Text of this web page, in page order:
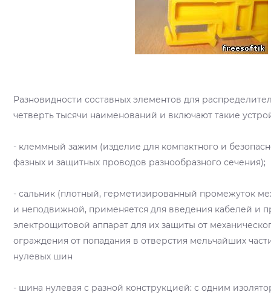
Разновидности составных элементов для
четверть тысячи наименований и включают такие
- клеммный зажим (изделие для компактного и
фазных и защитных проводов разнообразного сечения);
- сальник (плотный, герметизированный промежуток
и неподвижной, применяется для введения кабелей и
электрощитовой аппарат для их защиты от
ограждения от попадания в отверстия мельчайших
нулевых шин
- шина нулевая с разной конструкцией: с одним